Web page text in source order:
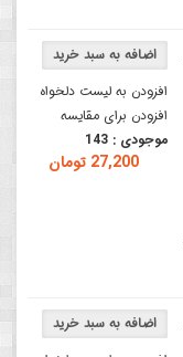
افزودن به لیست دلخواه
افزودن برای مقایسه
موجودی : 143
27,200 تومان